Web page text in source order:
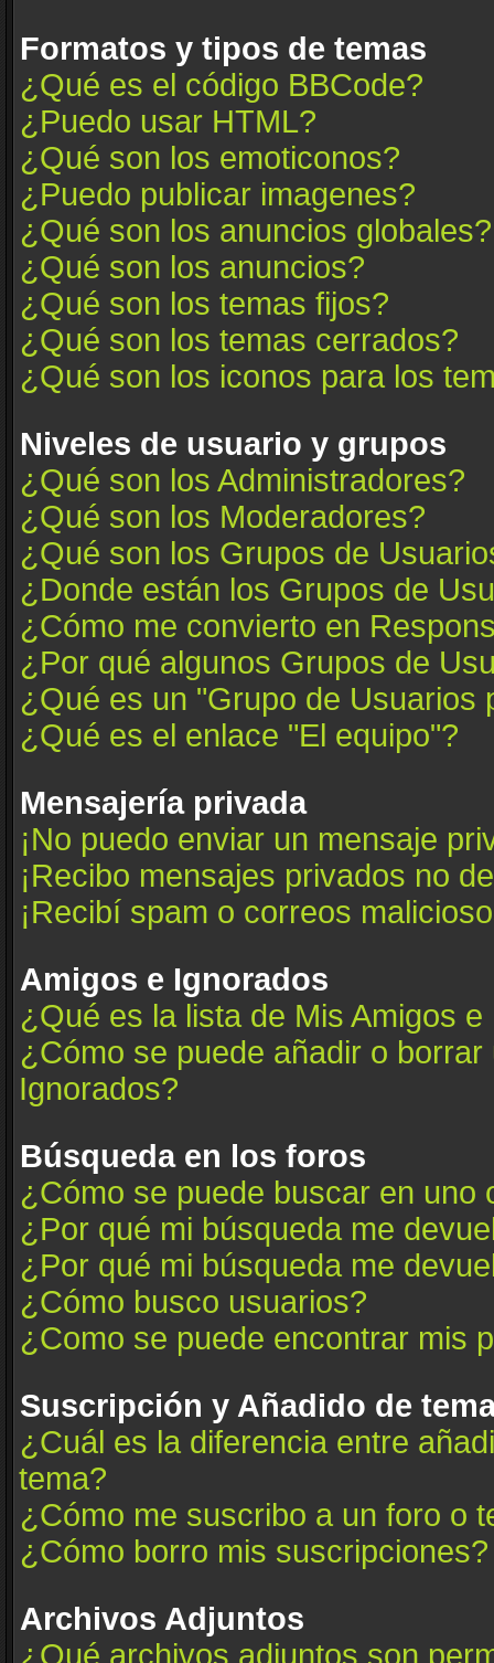
Formatos y tipos de temas
¿Qué es el código BBCode?
¿Puedo usar HTML?
¿Qué son los emoticonos?
¿Puedo publicar imagenes?
¿Qué son los anuncios globales?
¿Qué son los anuncios?
¿Qué son los temas fijos?
¿Qué son los temas cerrados?
¿Qué son los iconos para los
Niveles de usuario y grupos
¿Qué son los Administradores?
¿Qué son los Moderadores?
¿Qué son los Grupos de
¿Donde están los Grupos de
¿Cómo me convierto en
¿Por qué algunos Grupos de
¿Qué es un "Grupo de Usuarios
¿Qué es el enlace "El equipo"?
Mensajería privada
¡No puedo enviar un mensaje
¡Recibo mensajes privados no
¡Recibí spam o correos
Amigos e Ignorados
¿Qué es la lista de Mis Amigos
¿Cómo se puede añadir o
Ignorados?
Búsqueda en los foros
¿Cómo se puede buscar en uno
¿Por qué mi búsqueda me
¿Por qué mi búsqueda me
¿Cómo busco usuarios?
¿Como se puede encontrar mis
Suscripción y Añadido de
¿Cuál es la diferencia entre
tema?
¿Cómo me suscribo a un foro o
¿Cómo borro mis suscripciones?
Archivos Adjuntos
¿Qué archivos adjuntos son